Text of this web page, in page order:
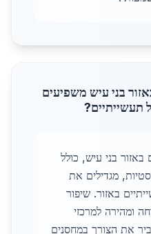
בני עיש משפיעים
תעשייתיים?
בני עיש, כולל
מגדילים את
באזור. שיפור
ומהירה למרכזי
את הצורך במחסנים